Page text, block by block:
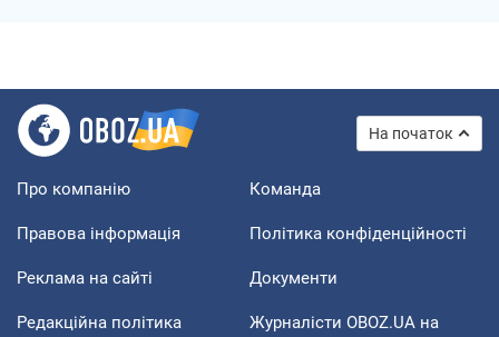
На початок
Про компанію Команда
Правова інформація Політика конфіденційності
Реклама на сайті Документи
Редакційна політика
Журналісти OBOZ.UA на